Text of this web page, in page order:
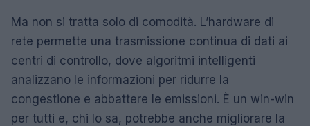
Ma non si tratta solo di comodità. L’hardware di
rete permette una trasmissione continua di dati ai
centri di controllo, dove algoritmi intelligenti
analizzano le informazioni per ridurre la
congestione e abbattere le emissioni. È un win-win
per tutti e, chi lo sa, potrebbe anche migliorare la